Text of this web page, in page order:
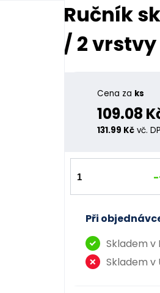
Ručník
/ 2 vrstvy
Cena za ks
109.08
131.99 Kč vč.
-
Při
Skladem
Skladem v